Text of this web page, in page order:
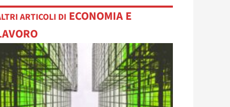
ARTICOLI DI ECONOMIA E